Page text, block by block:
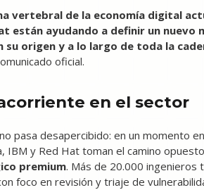
vertebral de la economía digital
están ayudando a definir un
origen y a lo largo de toda la
oficial.
en el sector
pasa desapercibido: en un momento
IBM y Red Hat toman el camino
premium. Más de 20.000
foco en revisión y triaje de